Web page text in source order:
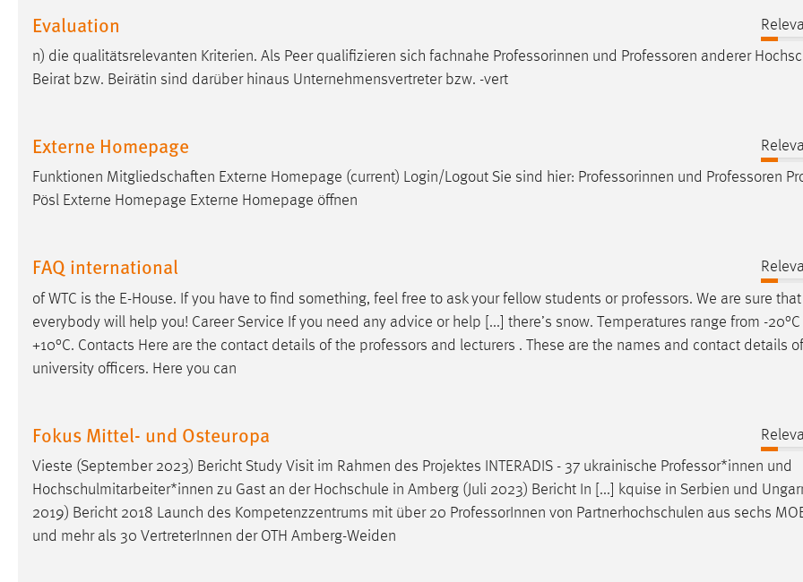
Evaluation
n) die qualitätsrelevanten Kriterien. Als Peer qualifizieren sich fachnahe Professorinnen und Professoren anderer
Beirat bzw. Beirätin sind darüber hinaus Unternehmensvertreter bzw. -vert
Externe Homepage
Funktionen Mitgliedschaften Externe Homepage (current) Login/Logout Sie sind hier: Professorinnen und Professoren
Pösl Externe Homepage Externe Homepage öffnen
FAQ international
of WTC is the E-House. If you have to find something, feel free to ask your fellow students or professors. We are sure
everybody will help you! Career Service If you need any advice or help [...] there’s snow. Temperatures range from -
+10°C. Contacts Here are the contact details of the professors and lecturers . These are the names and contact details
university officers. Here you can
Fokus Mittel- und Osteuropa
Vieste (September 2023) Bericht Study Visit im Rahmen des Projektes INTERADIS - 37 ukrainische Professor*innen und
Hochschulmitarbeiter*innen zu Gast an der Hochschule in Amberg (Juli 2023) Bericht In [...] kquise in Serbien und
2019) Bericht 2018 Launch des Kompetenzzentrums mit über 20 ProfessorInnen von Partnerhochschulen aus sechs
und mehr als 30 VertreterInnen der OTH Amberg-Weiden
Zweck:
des Benutzers
Cookie Laufzeit: 1 Jahr
Performance
Name: staticfilecache
Zweck:
Für performante Seitenauslieferung wird
Sprachpräferenz
Name: site-language-preference
Zweck:
Das Cookie speichert die gewählte
Cookie Laufzeit:
Chat
Name:
MibewSessionID, MIBEW_UserID,
mibew_locale, mibew-chat-frame-style-